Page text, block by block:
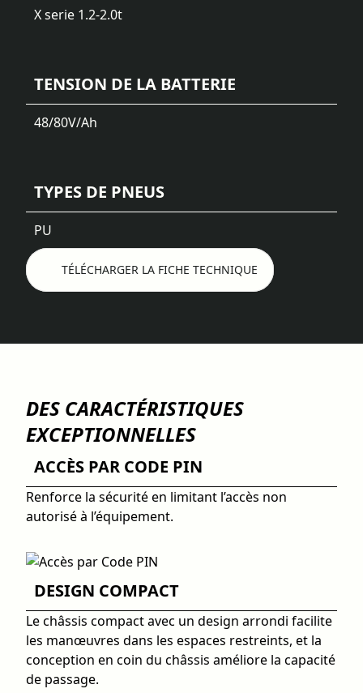
X serie 1.2-2.0t
TENSION DE LA BATTERIE
48/80V/Ah
TYPES DE PNEUS
PU
TÉLÉCHARGER LA FICHE TECHNIQUE
DES CARACTÉRISTIQUES
EXCEPTIONNELLES
ACCÈS PAR CODE PIN
Renforce la sécurité en limitant l’accès non
autorisé à l’équipement.
DESIGN COMPACT
Le châssis compact avec un design arrondi facilite
les manœuvres dans les espaces restreints, et la
conception en coin du châssis améliore la capacité
de passage.